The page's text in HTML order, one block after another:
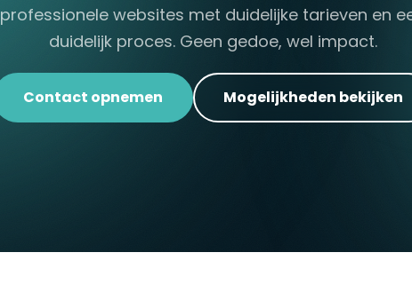
professionele websites met duidelijke tarieven en
duidelijk proces. Geen gedoe, wel impact.
Contact opnemen Mogelijkheden bekijken